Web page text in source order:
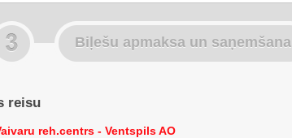
Biļešu apmaksa un saņemšana
reisu
reh.centrs - Ventspils AO